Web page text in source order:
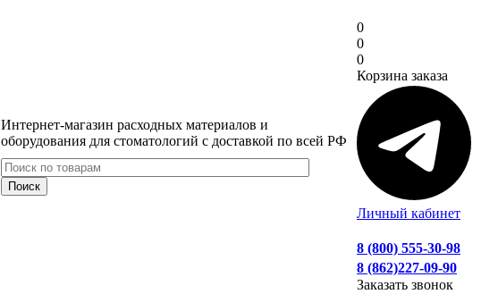
Интернет-магазин расходных материалов и
оборудования для стоматологий с доставкой по всей РФ
0
0
0
Корзина заказа
Личный кабинет
8 (800) 555-30-98
8 (862)227-09-90
Заказать звонок